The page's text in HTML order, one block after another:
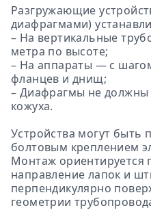
Разгружающие
диафрагмами)
– На вертикальные
метра по высоте;
– На аппараты — с
фланцев и днищ;
– Диафрагмы не должны
кожуха.
Устройства могут быть
болтовым креплением
Монтаж
направление лапок и
перпендикулярно
геометрии